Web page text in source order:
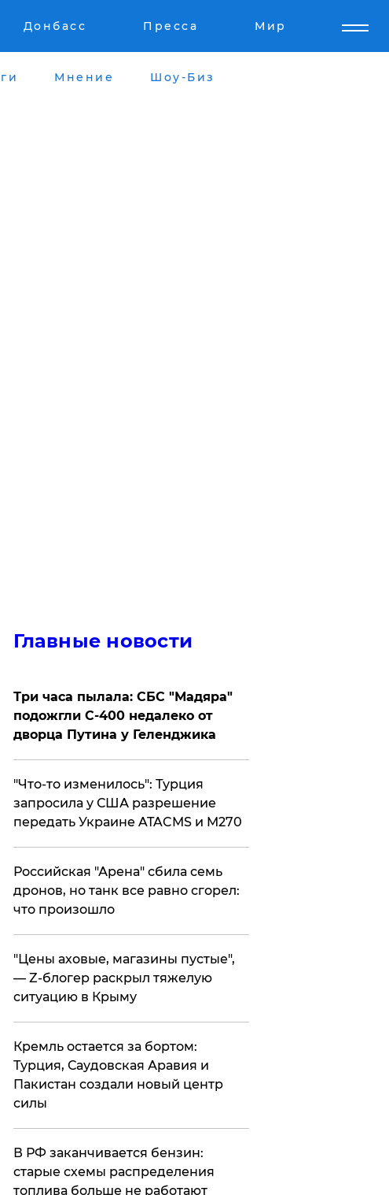
Донбасс Пресса Мир
Мнение Шоу-Биз
Главные новости
Три часа пылала: СБС "Мадяра"
подожгли С-400 недалеко от
дворца Путина у Геленджика
​"Что-то изменилось": Турция
запросила у США разрешение
передать Украине ATACMS и M270
​Российская "Арена" сбила семь
дронов, но танк все равно сгорел:
что произошло
​"Цены аховые, магазины пустые",
— Z-блогер раскрыл тяжелую
ситуацию в Крыму
​Кремль остается за бортом:
Турция, Саудовская Аравия и
Пакистан создали новый центр
силы
​В РФ заканчивается бензин:
старые схемы распределения
топлива больше не работают